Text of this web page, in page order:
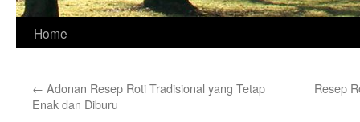
Home
← Adonan Resep Roti Tradisional yang Tetap
Enak dan Diburu
Resep